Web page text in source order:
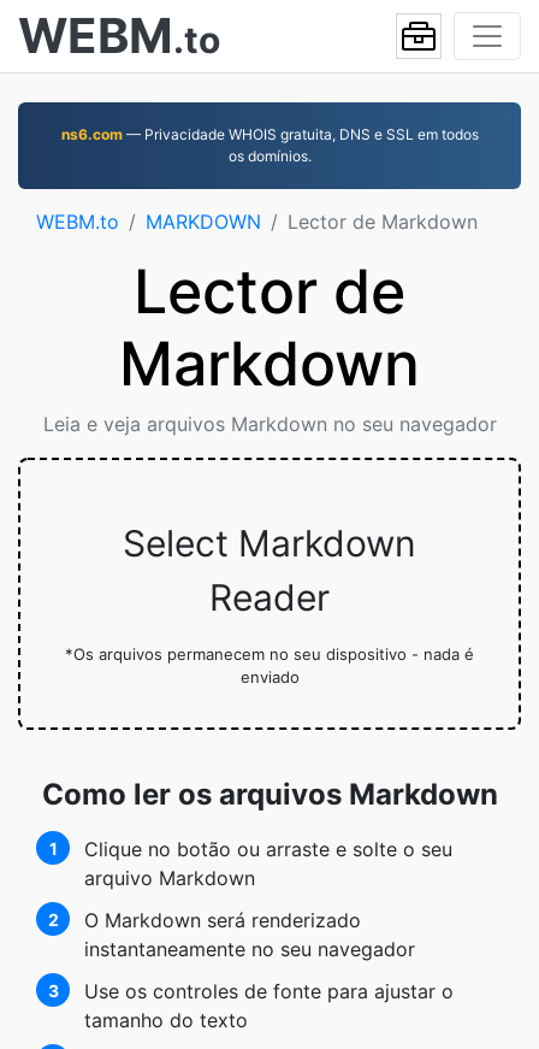
WEBM.to
ns6.com— Privacidade WHOIS gratuita, DNS e SSL em todos
os domínios.
WEBM.to MARKDOWN Lector de Markdown
Lector de
Markdown
Leia e veja arquivos Markdown no seu navegador
Select Markdown
Reader
*Os arquivos permanecem no seu dispositivo - nada é
enviado
Como ler os arquivos Markdown
1
Clique no botão ou arraste e solte o seu
arquivo Markdown
2
O Markdown será renderizado
instantaneamente no seu navegador
3
Use os controles de fonte para ajustar o
tamanho do texto